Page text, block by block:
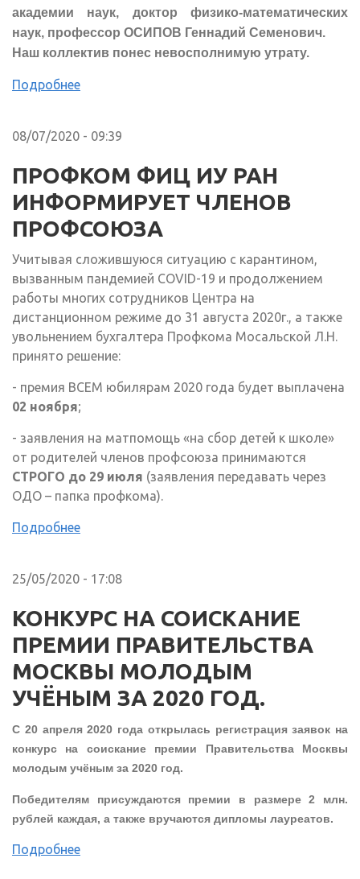
академии наук, доктор физико-математических
наук, профессор ОСИПОВ Геннадий Семенович.
Наш коллектив понес невосполнимую утрату.
Подробнее
08/07/2020 - 09:39
ПРОФКОМ ФИЦ ИУ РАН
ИНФОРМИРУЕТ ЧЛЕНОВ
ПРОФСОЮЗА
Учитывая сложившуюся ситуацию с карантином,
вызванным пандемией COVID-19 и продолжением
работы многих сотрудников Центра на
дистанционном режиме до 31 августа 2020г., а также
увольнением бухгалтера Профкома Мосальской Л.Н.
принято решение:
- премия ВСЕМ юбилярам 2020 года будет выплачена
02 ноября;
- заявления на матпомощь «на сбор детей к школе»
от родителей членов профсоюза принимаются
СТРОГО до 29 июля (заявления передавать через
ОДО – папка профкома).
Подробнее
25/05/2020 - 17:08
КОНКУРС НА СОИСКАНИЕ
ПРЕМИИ ПРАВИТЕЛЬСТВА
МОСКВЫ МОЛОДЫМ
УЧЁНЫМ ЗА 2020 ГОД.
С 20 апреля 2020 года открылась регистрация заявок на
конкурс на соискание премии Правительства Москвы
молодым учёным за 2020 год.
Победителям присуждаются премии в размере 2 млн.
рублей каждая, а также вручаются дипломы лауреатов.
Подробнее